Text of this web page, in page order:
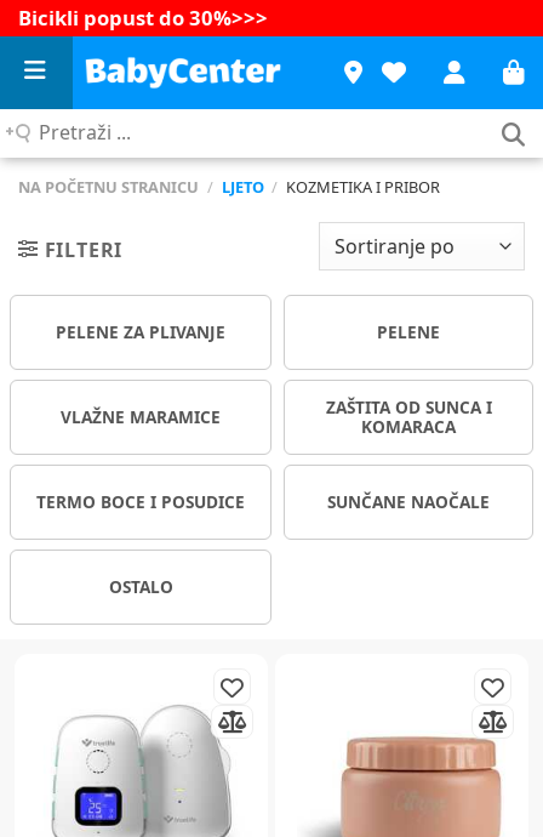
Bicikli popust do 30%>>>
Pretraži
NA POČETNU STRANICU / LJETO / KOZMETIKA I PRIBOR
FILTERI
PELENE ZA PLIVANJE PELENE
VLAŽNE MARAMICE
ZAŠTITA OD SUNCA I
KOMARACA
TERMO BOCE I POSUDICE SUNČANE NAOČALE
OSTALO